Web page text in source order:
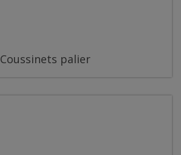
Coussinets palier